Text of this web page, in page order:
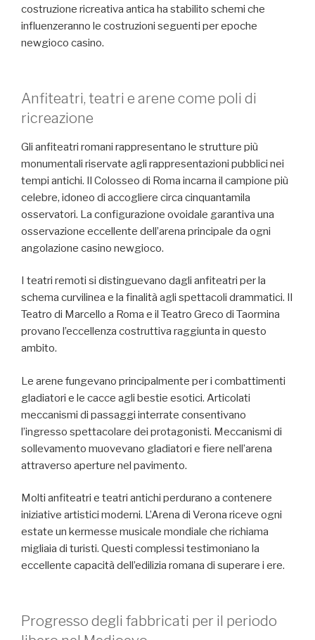
costruzione ricreativa antica ha stabilito schemi che
influenzeranno le costruzioni seguenti per epoche
newgioco casino.
Anfiteatri, teatri e arene come poli di
ricreazione
Gli anfiteatri romani rappresentano le strutture più
monumentali riservate agli rappresentazioni pubblici nei
tempi antichi. Il Colosseo di Roma incarna il campione più
celebre, idoneo di accogliere circa cinquantamila
osservatori. La configurazione ovoidale garantiva una
osservazione eccellente dell’arena principale da ogni
angolazione casino newgioco.
I teatri remoti si distinguevano dagli anfiteatri per la
schema curvilinea e la finalità agli spettacoli drammatici. Il
Teatro di Marcello a Roma e il Teatro Greco di Taormina
provano l’eccellenza costruttiva raggiunta in questo
ambito.
Le arene fungevano principalmente per i combattimenti
gladiatori e le cacce agli bestie esotici. Articolati
meccanismi di passaggi interrate consentivano
l’ingresso spettacolare dei protagonisti. Meccanismi di
sollevamento muovevano gladiatori e fiere nell’arena
attraverso aperture nel pavimento.
Molti anfiteatri e teatri antichi perdurano a contenere
iniziative artistici moderni. L’Arena di Verona riceve ogni
estate un kermesse musicale mondiale che richiama
migliaia di turisti. Questi complessi testimoniano la
eccellente capacità dell’edilizia romana di superare i ere.
Progresso degli fabbricati per il periodo